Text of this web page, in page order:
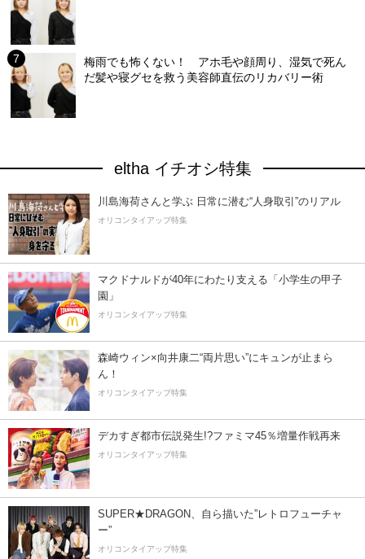
梅雨でも怖くない！ アホ毛や顔周り、湿気で死ん
だ髪や寝グセを救う美容師直伝のリカバリー術
eltha イチオシ特集
川島海荷さんと学ぶ 日常に潜む“人身取引”のリアル
オリコンタイアップ特集
マクドナルドが40年にわたり支える「小学生の甲子
園」
オリコンタイアップ特集
森崎ウィン×向井康二“両片思い”にキュンが止まら
ん！
オリコンタイアップ特集
デカすぎ都市伝説発生!?ファミマ45％増量作戦再来
オリコンタイアップ特集
SUPER★DRAGON、自ら描いた”レトロフューチャ
ー”
オリコンタイアップ特集